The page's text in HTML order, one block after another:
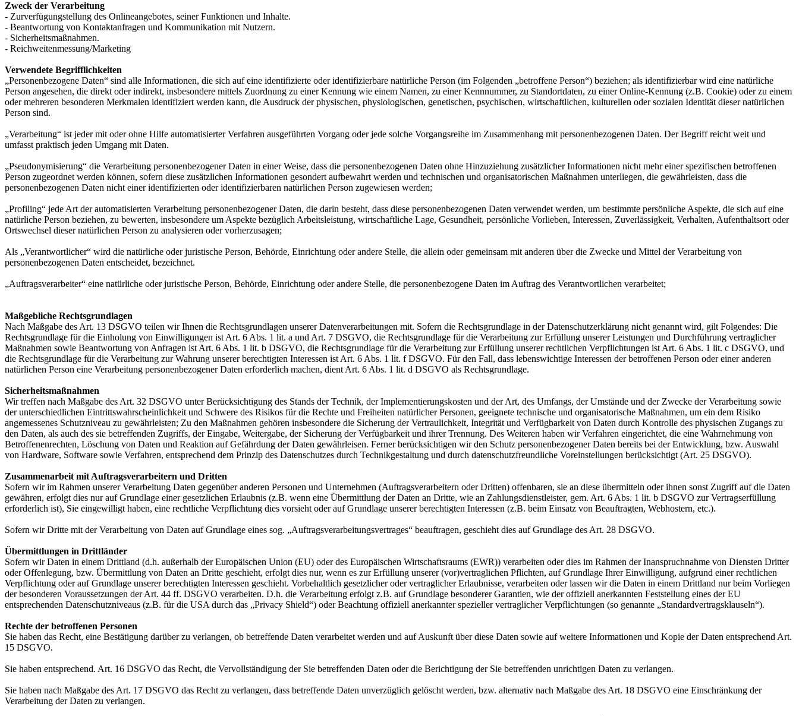
Zweck der Verarbeitung
- Zurverfügungstellung des Onlineangebotes, seiner Funktionen und Inhalte.
- Beantwortung von Kontaktanfragen und Kommunikation mit Nutzern.
- Sicherheitsmaßnahmen.
- Reichweitenmessung/Marketing
Verwendete Begrifflichkeiten
„Personenbezogene Daten“ sind alle Informationen, die sich auf eine identifizierte oder identifizierbare natürliche Person (im Folgenden „betroffene Person“) beziehen; als identifizierbar wird eine natürliche
Person angesehen, die direkt oder indirekt, insbesondere mittels Zuordnung zu einer Kennung wie einem Namen, zu einer Kennnummer, zu Standortdaten, zu einer Online-Kennung (z.B. Cookie) oder zu einem
oder mehreren besonderen Merkmalen identifiziert werden kann, die Ausdruck der physischen, physiologischen, genetischen, psychischen, wirtschaftlichen, kulturellen oder sozialen Identität dieser natürlichen
Person sind.
„Verarbeitung“ ist jeder mit oder ohne Hilfe automatisierter Verfahren ausgeführten Vorgang oder jede solche Vorgangsreihe im Zusammenhang mit personenbezogenen Daten. Der Begriff reicht weit und
umfasst praktisch jeden Umgang mit Daten.
„Pseudonymisierung“ die Verarbeitung personenbezogener Daten in einer Weise, dass die personenbezogenen Daten ohne Hinzuziehung zusätzlicher Informationen nicht mehr einer spezifischen betroffenen
Person zugeordnet werden können, sofern diese zusätzlichen Informationen gesondert aufbewahrt werden und technischen und organisatorischen Maßnahmen unterliegen, die gewährleisten, dass die
personenbezogenen Daten nicht einer identifizierten oder identifizierbaren natürlichen Person zugewiesen werden;
„Profiling“ jede Art der automatisierten Verarbeitung personenbezogener Daten, die darin besteht, dass diese personenbezogenen Daten verwendet werden, um bestimmte persönliche Aspekte, die sich auf eine
natürliche Person beziehen, zu bewerten, insbesondere um Aspekte bezüglich Arbeitsleistung, wirtschaftliche Lage, Gesundheit, persönliche Vorlieben, Interessen, Zuverlässigkeit, Verhalten, Aufenthaltsort oder
Ortswechsel dieser natürlichen Person zu analysieren oder vorherzusagen;
Als „Verantwortlicher“ wird die natürliche oder juristische Person, Behörde, Einrichtung oder andere Stelle, die allein oder gemeinsam mit anderen über die Zwecke und Mittel der Verarbeitung von
personenbezogenen Daten entscheidet, bezeichnet.
„Auftragsverarbeiter“ eine natürliche oder juristische Person, Behörde, Einrichtung oder andere Stelle, die personenbezogene Daten im Auftrag des Verantwortlichen verarbeitet;
Maßgebliche Rechtsgrundlagen
Nach Maßgabe des Art. 13 DSGVO teilen wir Ihnen die Rechtsgrundlagen unserer Datenverarbeitungen mit. Sofern die Rechtsgrundlage in der Datenschutzerklärung nicht genannt wird, gilt Folgendes: Die
Rechtsgrundlage für die Einholung von Einwilligungen ist Art. 6 Abs. 1 lit. a und Art. 7 DSGVO, die Rechtsgrundlage für die Verarbeitung zur Erfüllung unserer Leistungen und Durchführung vertraglicher
Maßnahmen sowie Beantwortung von Anfragen ist Art. 6 Abs. 1 lit. b DSGVO, die Rechtsgrundlage für die Verarbeitung zur Erfüllung unserer rechtlichen Verpflichtungen ist Art. 6 Abs. 1 lit. c DSGVO, und
die Rechtsgrundlage für die Verarbeitung zur Wahrung unserer berechtigten Interessen ist Art. 6 Abs. 1 lit. f DSGVO. Für den Fall, dass lebenswichtige Interessen der betroffenen Person oder einer anderen
natürlichen Person eine Verarbeitung personenbezogener Daten erforderlich machen, dient Art. 6 Abs. 1 lit. d DSGVO als Rechtsgrundlage.
Sicherheitsmaßnahmen
Wir treffen nach Maßgabe des Art. 32 DSGVO unter Berücksichtigung des Stands der Technik, der Implementierungskosten und der Art, des Umfangs, der Umstände und der Zwecke der Verarbeitung sowie
der unterschiedlichen Eintrittswahrscheinlichkeit und Schwere des Risikos für die Rechte und Freiheiten natürlicher Personen, geeignete technische und organisatorische Maßnahmen, um ein dem Risiko
angemessenes Schutzniveau zu gewährleisten; Zu den Maßnahmen gehören insbesondere die Sicherung der Vertraulichkeit, Integrität und Verfügbarkeit von Daten durch Kontrolle des physischen Zugangs zu
den Daten, als auch des sie betreffenden Zugriffs, der Eingabe, Weitergabe, der Sicherung der Verfügbarkeit und ihrer Trennung. Des Weiteren haben wir Verfahren eingerichtet, die eine Wahrnehmung von
Betroffenenrechten, Löschung von Daten und Reaktion auf Gefährdung der Daten gewährleisen. Ferner berücksichtigen wir den Schutz personenbezogener Daten bereits bei der Entwicklung, bzw. Auswahl
von Hardware, Software sowie Verfahren, entsprechend dem Prinzip des Datenschutzes durch Technikgestaltung und durch datenschutzfreundliche Voreinstellungen berücksichtigt (Art. 25 DSGVO).
Zusammenarbeit mit Auftragsverarbeitern und Dritten
Sofern wir im Rahmen unserer Verarbeitung Daten gegenüber anderen Personen und Unternehmen (Auftragsverarbeitern oder Dritten) offenbaren, sie an diese übermitteln oder ihnen sonst Zugriff auf die Daten
gewähren, erfolgt dies nur auf Grundlage einer gesetzlichen Erlaubnis (z.B. wenn eine Übermittlung der Daten an Dritte, wie an Zahlungsdienstleister, gem. Art. 6 Abs. 1 lit. b DSGVO zur Vertragserfüllung
erforderlich ist), Sie eingewilligt haben, eine rechtliche Verpflichtung dies vorsieht oder auf Grundlage unserer berechtigten Interessen (z.B. beim Einsatz von Beauftragten, Webhostern, etc.).
Sofern wir Dritte mit der Verarbeitung von Daten auf Grundlage eines sog. „Auftragsverarbeitungsvertrages“ beauftragen, geschieht dies auf Grundlage des Art. 28 DSGVO.
Übermittlungen in Drittländer
Sofern wir Daten in einem Drittland (d.h. außerhalb der Europäischen Union (EU) oder des Europäischen Wirtschaftsraums (EWR)) verarbeiten oder dies im Rahmen der Inanspruchnahme von Diensten Dritter
oder Offenlegung, bzw. Übermittlung von Daten an Dritte geschieht, erfolgt dies nur, wenn es zur Erfüllung unserer (vor)vertraglichen Pflichten, auf Grundlage Ihrer Einwilligung, aufgrund einer rechtlichen
Verpflichtung oder auf Grundlage unserer berechtigten Interessen geschieht. Vorbehaltlich gesetzlicher oder vertraglicher Erlaubnisse, verarbeiten oder lassen wir die Daten in einem Drittland nur beim Vorliegen
der besonderen Voraussetzungen der Art. 44 ff. DSGVO verarbeiten. D.h. die Verarbeitung erfolgt z.B. auf Grundlage besonderer Garantien, wie der offiziell anerkannten Feststellung eines der EU
entsprechenden Datenschutzniveaus (z.B. für die USA durch das „Privacy Shield“) oder Beachtung offiziell anerkannter spezieller vertraglicher Verpflichtungen (so genannte „Standardvertragsklauseln“).
Rechte der betroffenen Personen
Sie haben das Recht, eine Bestätigung darüber zu verlangen, ob betreffende Daten verarbeitet werden und auf Auskunft über diese Daten sowie auf weitere Informationen und Kopie der Daten entsprechend Art.
15 DSGVO.
Sie haben entsprechend. Art. 16 DSGVO das Recht, die Vervollständigung der Sie betreffenden Daten oder die Berichtigung der Sie betreffenden unrichtigen Daten zu verlangen.
Sie haben nach Maßgabe des Art. 17 DSGVO das Recht zu verlangen, dass betreffende Daten unverzüglich gelöscht werden, bzw. alternativ nach Maßgabe des Art. 18 DSGVO eine Einschränkung der
Verarbeitung der Daten zu verlangen.